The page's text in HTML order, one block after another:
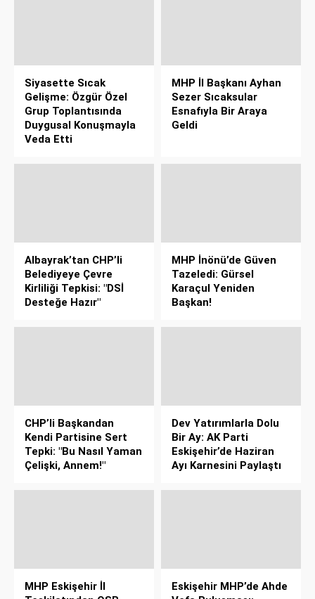
Siyasette Sıcak
Gelişme: Özgür Özel
Grup Toplantısında
Duygusal Konuşmayla
Veda Etti
MHP İl Başkanı Ayhan
Sezer Sıcaksular
Esnafıyla Bir Araya
Geldi
Albayrak’tan CHP’li
Belediyeye Çevre
Kirliliği Tepkisi: "DSİ
Desteğe Hazır"
MHP İnönü’de Güven
Tazeledi: Gürsel
Karaçul Yeniden
Başkan!
CHP’li Başkandan
Kendi Partisine Sert
Tepki: "Bu Nasıl Yaman
Çelişki, Annem!"
Dev Yatırımlarla Dolu
Bir Ay: AK Parti
Eskişehir’de Haziran
Ayı Karnesini Paylaştı
MHP Eskişehir İl
Eskişehir MHP’de Ahde